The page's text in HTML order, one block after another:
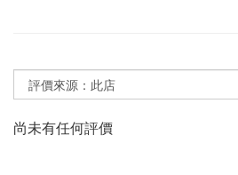
尚未有任何評價